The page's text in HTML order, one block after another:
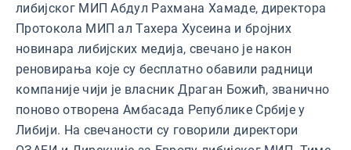
либијског МИП Абдул Рахмана Хамаде, директора
Протокола МИП ал Тахера Хусеина и бројних
новинара либијских медија, свечано је након
реновирања које су бесплатно обавили радници
компаније чији је власник Драган Божић, званично
поново отворена Амбасада Републике Србије у
Либији. На свечаности су говорили директори